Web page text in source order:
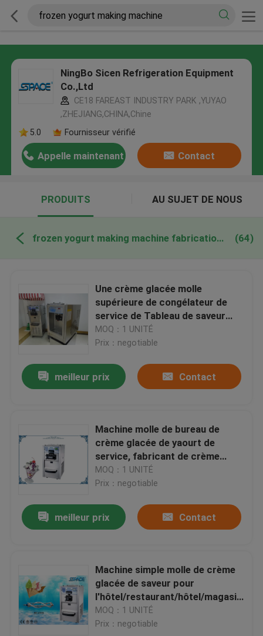
NingBo Sicen Refrigeration Equipment
Co.,Ltd
CE18 FAREAST INDUSTRY PARK ,YUYAO
,ZHEJIANG,CHINA,Chine
5.0
Fournisseur vérifié
Appelle maintenant Contact
PRODUITS AU SUJET DE NOUS
frozen yogurt making machine fabrication en ligne (64)
Une crème glacée molle
supérieure de congélateur de
service de Tableau de saveur
faisant la technologie de l'Italie
de machine
MOQ：1 UNITÉ
Prix：negotiable
meilleur prix Contact
Machine molle de bureau de
crème glacée de yaourt de
service, fabricant de crème
glacée de yaourt de 3 saveurs
MOQ：1 UNITÉ
Prix：negotiable
meilleur prix Contact
Machine simple molle de crème
glacée de saveur pour
l'hôtel/restaurant/hôtel/magasins
de vins et de spiritueux
MOQ：1 UNITÉ
Prix：negotiable